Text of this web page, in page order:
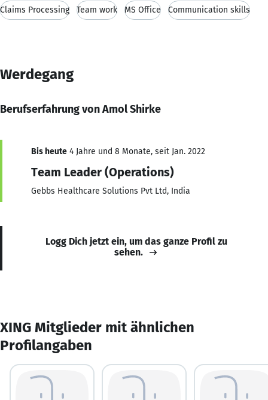
Claims Processing Team work MS Office Communication skills
Werdegang
Berufserfahrung von Amol Shirke
Bis heute 4 Jahre und 8 Monate, seit Jan. 2022
Team Leader (Operations)
Gebbs Healthcare Solutions Pvt Ltd, India
Logg Dich jetzt ein, um das ganze Profil zu
sehen.
XING Mitglieder mit ähnlichen
Profilangaben